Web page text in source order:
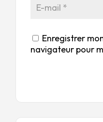
Enregistrer
navigateur pour